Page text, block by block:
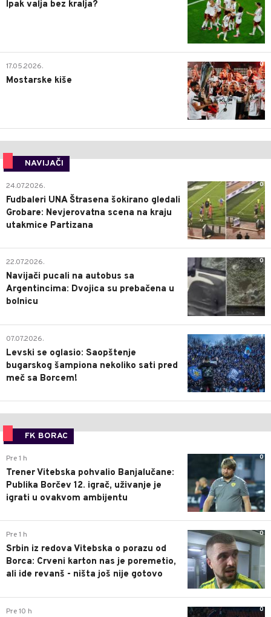
Ipak valja bez kralja?
0
17.05.2026.
Mostarske kiše
NAVIJAČI
0
24.07.2026.
Fudbaleri UNA Štrasena šokirano gledali
Grobare: Nevjerovatna scena na kraju
utakmice Partizana
0
22.07.2026.
Navijači pucali na autobus sa
Argentincima: Dvojica su prebačena u
bolnicu
1
07.07.2026.
Levski se oglasio: Saopštenje
bugarskog šampiona nekoliko sati pred
meč sa Borcem!
FK BORAC
0
Pre 1 h
Trener Vitebska pohvalio Banjalučane:
Publika Borčev 12. igrač, uživanje je
igrati u ovakvom ambijentu
0
Pre 1 h
Srbin iz redova Vitebska o porazu od
Borca: Crveni karton nas je poremetio,
ali ide revanš - ništa još nije gotovo
0
Pre 10 h